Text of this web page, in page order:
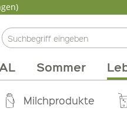
Sommer
Grillen
Milchprodukte
Rebsorten Gebiet
Box Gutscheine
Zirbe
Tinkturen